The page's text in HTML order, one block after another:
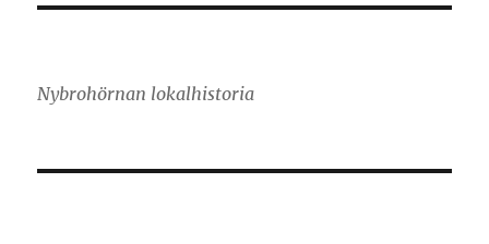
Nybrohörnan lokalhistoria